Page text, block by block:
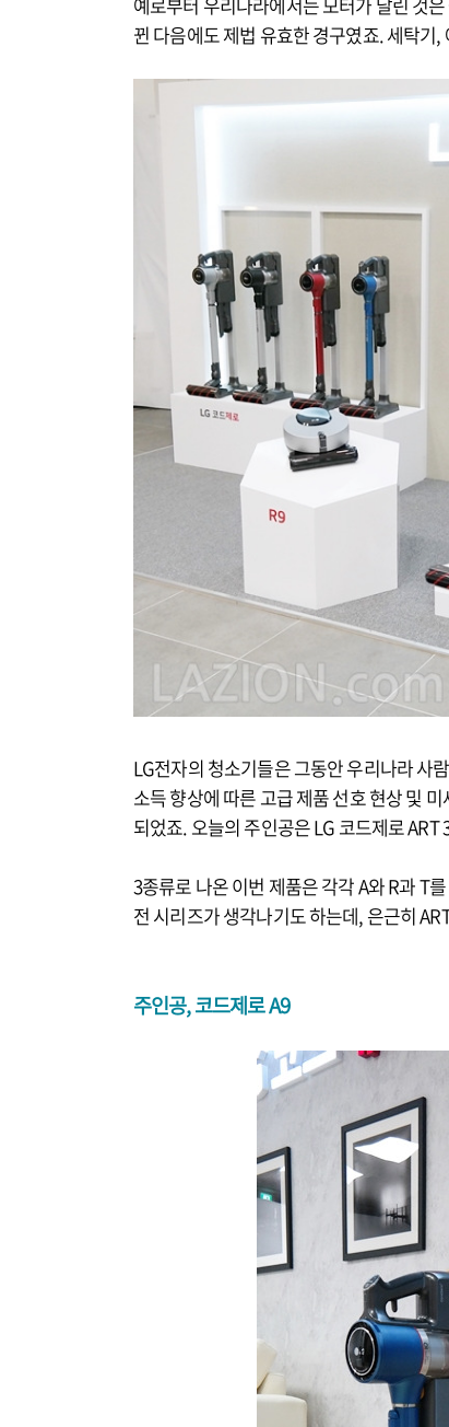
뀐 다음에도 제법 유효한 경구였죠. 세탁
LG전자의 청소기들은 그동안 우리나라 사
소득 향상에 따른 고급 제품 선호 현상 및
되었죠. 오늘의 주인공은 LG 코드제로
3종류로 나온 이번 제품은 각각 A와 R과 T
전 시리즈가 생각나기도 하는데, 은근히
주인공, 코드제로 A9